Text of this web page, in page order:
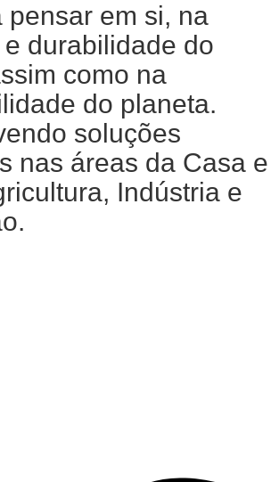
pensar em si, na
durabilidade do
como na
do planeta.
soluções
nas áreas da Casa e
Indústria e